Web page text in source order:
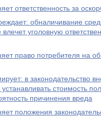
ответственность за
обналичивание
уголовную
право потребителя на
в законодательство
стоимость
причинения вреда
положения